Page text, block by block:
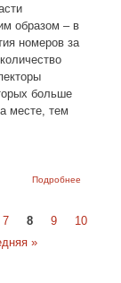
образом – в
номеров за
больше
месте, тем
Подробнее
7 8 9
10
»